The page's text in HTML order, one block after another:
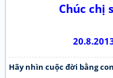
Chúc chị
Hãy nhìn cuộc đời bằng